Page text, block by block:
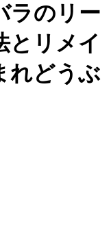
ラのリー
とリメイ
れどうぶ